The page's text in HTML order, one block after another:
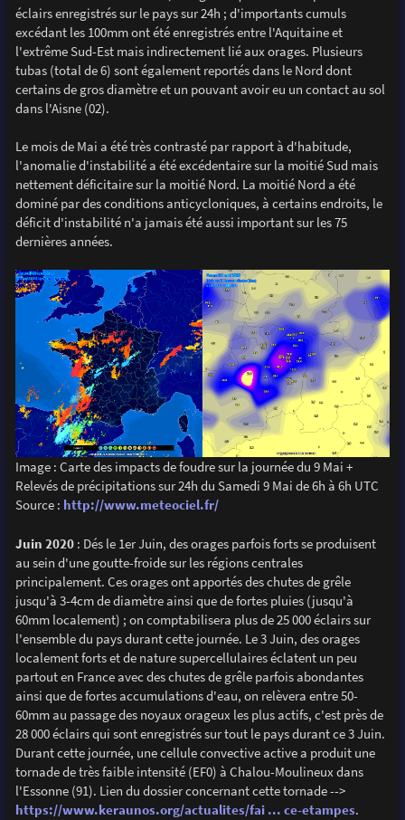
éclairs enregistrés sur le pays sur 24h ; d'importants cumuls
excédant les 100mm ont été enregistrés entre l'Aquitaine et
l'extrême Sud-Est mais indirectement lié aux orages. Plusieurs
tubas (total de 6) sont également reportés dans le Nord dont
certains de gros diamètre et un pouvant avoir eu un contact au sol
dans l'Aisne (02).
Le mois de Mai a été très contrasté par rapport à d'habitude,
l'anomalie d'instabilité a été excédentaire sur la moitié Sud mais
nettement déficitaire sur la moitié Nord. La moitié Nord a été
dominé par des conditions anticycloniques, à certains endroits, le
déficit d'instabilité n'a jamais été aussi important sur les 75
dernières années.
Image : Carte des impacts de foudre sur la journée du 9 Mai +
Relevés de précipitations sur 24h du Samedi 9 Mai de 6h à 6h UTC
Source : http://www.meteociel.fr/
Juin 2020: Dés le 1er Juin, des orages parfois forts se produisent
au sein d'une goutte-froide sur les régions centrales
principalement. Ces orages ont apportés des chutes de grêle
jusqu'à 3-4cm de diamètre ainsi que de fortes pluies (jusqu'à
60mm localement) ; on comptabilisera plus de 25 000 éclairs sur
l'ensemble du pays durant cette journée. Le 3 Juin, des orages
localement forts et de nature supercellulaires éclatent un peu
partout en France avec des chutes de grêle parfois abondantes
ainsi que de fortes accumulations d'eau, on relèvera entre 50-
60mm au passage des noyaux orageux les plus actifs, c'est près de
28 000 éclairs qui sont enregistrés sur tout le pays durant ce 3 Juin.
Durant cette journée, une cellule convective active a produit une
tornade de très faible intensité (EF0) à Chalou-Moulineux dans
l'Essonne (91). Lien du dossier concernant cette tornade -->
https://www.keraunos.org/actualites/fai ... ce-etampes.